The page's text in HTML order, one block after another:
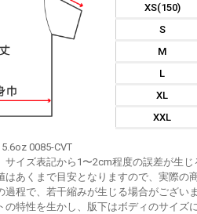
XS(150)
S
M
L
XL
XXL
0085-CVT
イズ表記から1〜2cm程度の誤差が生じ
あくまで目安となりますので、実際の
程で、若干縮みが生じる場合がございま
特性を生かし、版下はボディのサイズ